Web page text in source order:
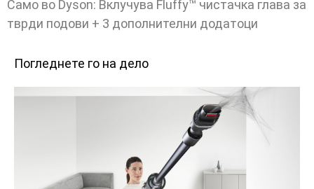
Само во Dyson: Вклучува Fluffy™️ чистачка глава за
тврди подови + 3 дополнителни додатоци
Погледнете го на дело